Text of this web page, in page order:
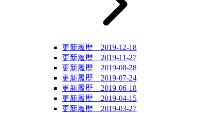
更新履歴 2019-12-18
更新履歴 2019-11-27
更新履歴 2019-08-28
更新履歴 2019-07-24
更新履歴 2019-06-18
更新履歴 2019-04-15
更新履歴 2019-03-27